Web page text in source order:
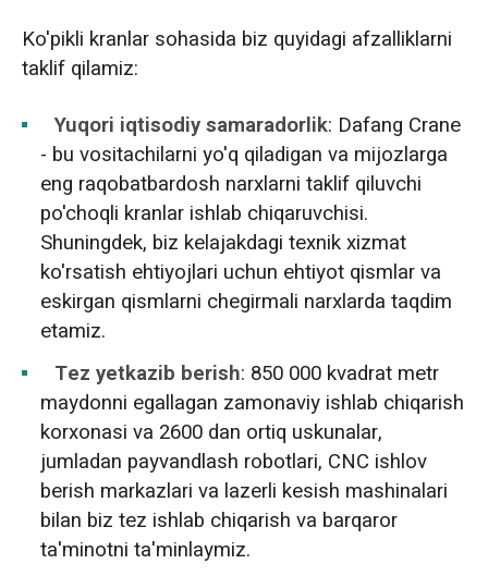
Ko'pikli kranlar sohasida biz quyidagi afzalliklarni
taklif qilamiz:
Yuqori iqtisodiy samaradorlik: Dafang Crane
- bu vositachilarni yo'q qiladigan va mijozlarga
eng raqobatbardosh narxlarni taklif qiluvchi
po'choqli kranlar ishlab chiqaruvchisi.
Shuningdek, biz kelajakdagi texnik xizmat
ko'rsatish ehtiyojlari uchun ehtiyot qismlar va
eskirgan qismlarni chegirmali narxlarda taqdim
etamiz.
Tez yetkazib berish: 850 000 kvadrat metr
maydonni egallagan zamonaviy ishlab chiqarish
korxonasi va 2600 dan ortiq uskunalar,
jumladan payvandlash robotlari, CNC ishlov
berish markazlari va lazerli kesish mashinalari
bilan biz tez ishlab chiqarish va barqaror
ta'minotni ta'minlaymiz.